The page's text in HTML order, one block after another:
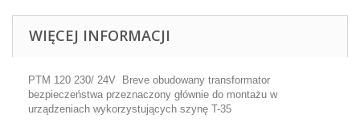
WIĘCEJ INFORMACJI
PTM 120 230/ 24V Breve obudowany transformator
bezpieczeństwa przeznaczony głównie do montażu w
urządzeniach wykorzystujących szynę T-35